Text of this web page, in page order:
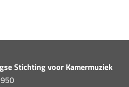
Stichting voor Kamermuziek